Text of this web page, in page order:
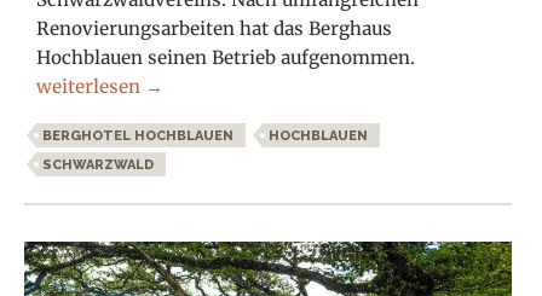
Renovierungsarbeiten hat das Berghaus
Hochblauen seinen Betrieb aufgenommen.
Berghaus Hochblauen
weiterlesen →
BERGHOTEL HOCHBLAUEN
HOCHBLAUEN
SCHWARZWALD